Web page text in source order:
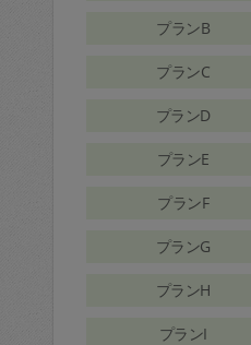
プランB
プランC
プランD
プランE
プランF
プランG
プランH
プランI